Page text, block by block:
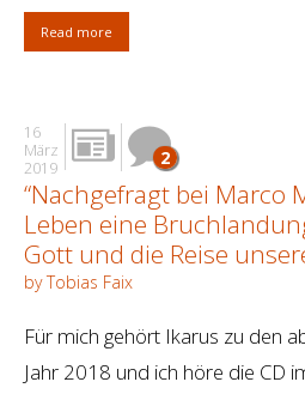
Read more
16
März
2019
2
“Nachgefragt bei Marco
Leben eine
Gott und die Reise
by Tobias Faix
Für mich gehört Ikarus zu den
Jahr 2018 und ich höre die CD